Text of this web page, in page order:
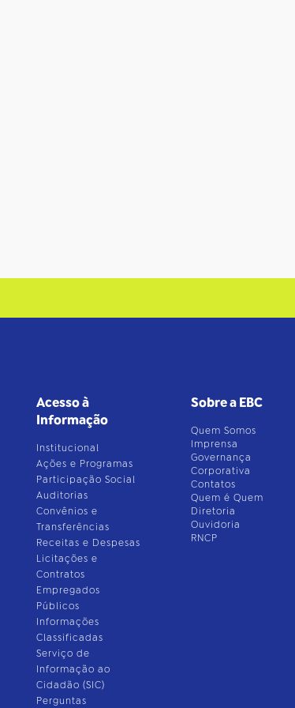
Acesso à
Informação
Institucional
Ações e Programas
Participação Social
Auditorias
Convênios e
Transferências
Receitas e Despesas
Licitações e
Contratos
Empregados
Públicos
Informações
Classificadas
Serviço de
Informação ao
Cidadão (SIC)
Perguntas
Sobre a EBC
Quem Somos
Imprensa
Governança
Corporativa
Contatos
Quem é Quem
Diretoria
Ouvidoria
RNCP